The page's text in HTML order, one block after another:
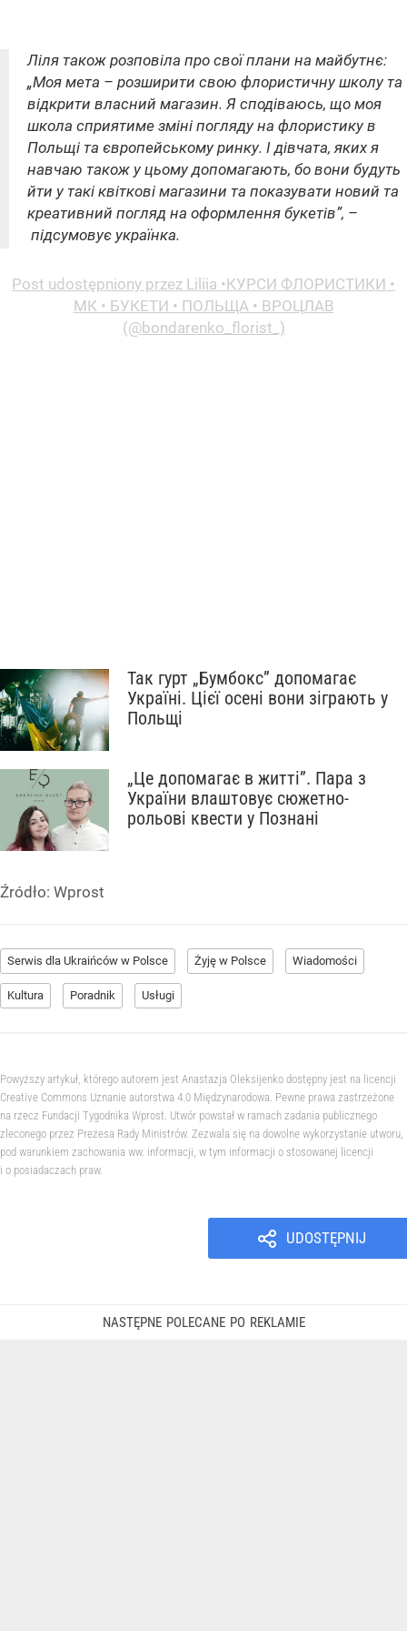
Ліля також розповіла про свої плани на майбутнє:
„Моя мета – розширити свою флористичну школу та
відкрити власний магазин. Я сподіваюсь, що моя
школа сприятиме зміні погляду на флористику в
Польщі та європейському ринку. І дівчата, яких я
навчаю також у цьому допомагають, бо вони будуть
йти у такі квіткові магазини та показувати новий та
креативний погляд на оформлення букетів”, –
підсумовує українка.
Post udostępniony przez Liliia •КУРСИ ФЛОРИСТИКИ •
МК • БУКЕТИ • ПОЛЬЩА • ВРОЦЛАВ
(@bondarenko_florist_)
Так гурт „Бумбокс” допомагає
Україні. Цієї осені вони зіграють у
Польщі
„Це допомагає в житті”. Пара з
України влаштовує сюжетно-
рольові квести у Познані
Źródło: Wprost
Serwis dla Ukraińców w Polsce Żyję w Polsce Wiadomości
Kultura Poradnik Usługi
Powyższy artykuł, którego autorem jest Anastazja Oleksijenko dostępny jest na licencji
Creative Commons Uznanie autorstwa 4.0 Międzynarodowa. Pewne prawa zastrzeżone
na rzecz Fundacji Tygodnika Wprost. Utwór powstał w ramach zadania publicznego
zleconego przez Prezesa Rady Ministrów. Zezwala się na dowolne wykorzystanie utworu,
pod warunkiem zachowania ww. informacji, w tym informacji o stosowanej licencji
i o posiadaczach praw.
UDOSTĘPNIJ